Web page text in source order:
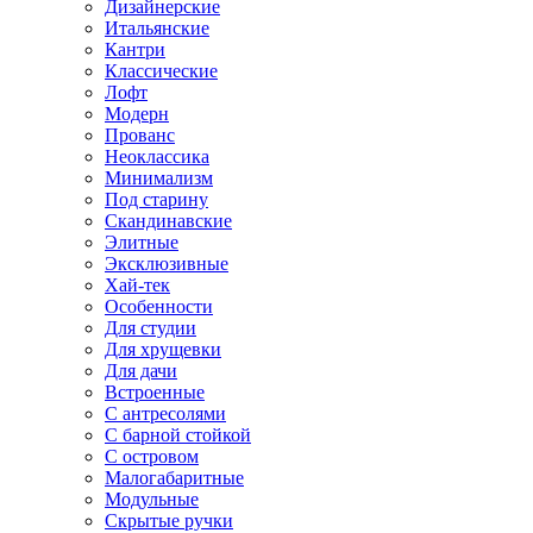
Дизайнерские
Итальянские
Кантри
Классические
Лофт
Модерн
Прованс
Неоклассика
Минимализм
Под старину
Скандинавские
Элитные
Эксклюзивные
Хай-тек
Особенности
Для студии
Для хрущевки
Для дачи
Встроенные
С антресолями
С барной стойкой
С островом
Малогабаритные
Модульные
Скрытые ручки